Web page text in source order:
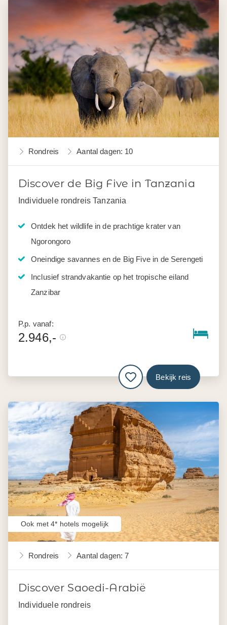
Rondreis Aantal dagen: 10
Discover de Big Five in Tanzania
Individuele rondreis Tanzania
Ontdek het wildlife in de prachtige krater van
Ngorongoro
Oneindige savannes en de Big Five in de Serengeti
Inclusief strandvakantie op het tropische eiland
Zanzibar
P.p. vanaf:
2.946,-
Bekijk reis
Rondreis Aantal dagen: 7
Discover Saoedi-Arabië
Individuele rondreis
Ook met 4* hotels mogelijk